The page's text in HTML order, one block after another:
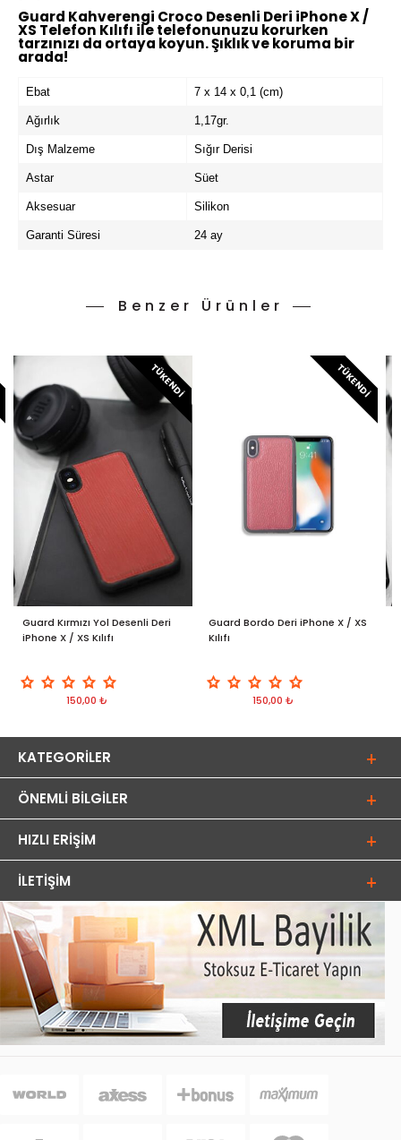
Guard Kahverengi Croco Desenli Deri iPhone X /
XS Telefon Kılıfı ile telefonunuzu korurken
tarzınızı da ortaya koyun. Şıklık ve koruma bir
arada!
Ebat 7 x 14 x 0,1 (cm)
Ağırlık 1,17gr.
Dış Malzeme Sığır Derisi
Astar Süet
Aksesuar Silikon
Garanti Süresi 24 ay
Benzer Ürünler
TÜKENDI
Guard Kırmızı Yol Desenli Deri
iPhone X / XS Kılıfı
150,00 ₺
TÜKENDI
Guard Bordo Deri iPhone X / XS
Kılıfı
150,00 ₺
KATEGORILER
ÖNEMLI BILGILER
HIZLI ERIŞIM
İLETIŞIM